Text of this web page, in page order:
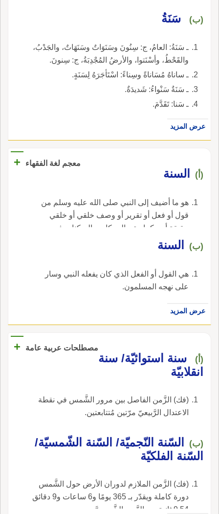
(ب) سَنَةُ
ـ سَنَةُ: العامُ، ج: سِنُونَ وسَنَوَاتٌ وسَنَهَاتٌ، والجَدْبُ،
والقَحْطُ، وأسْنَتوا، والأرضُ المُجْدِبَةُ، ج: سِنونَ.
ـ ساناهُ مُسَاناةً وسِناءً: اسْتَأجَرَهُ لِسَنَةٍ.
ـ سَنَةٌ سَنْواءُ: شَديدَةٌ.
ـ سَنا: تَقَدَّمَ.
عرض المزيد
معجم لغة الفقهاء +
(أ) ‏السنة‏
‏هو ما أضيف إلى النبي صلى الله عليه وسلم من
قول أو فعل أو تقرير أو وصف خلقي أو خلقي
حقيقة أو حكما حتى الحركات والسكنات في
اليقظة والمنام. ‏.
(ب) ‏السنة‏
‏هي القول أو الفعل الذي كان يفعله النبي وسار
على نهجه المسلمون‏.
عرض المزيد
مصطلحات عربية عامة +
(أ)
سنة استوائيّة/ سنة
انقلابيّة
(فك) الزَّمن الفاصل بين مرور الشَّمس في نقطة
الاعتدال الرَّبيعيّ مرّتين مُتتابعتين.
(ب)
السّنة النّجميّة/ السّنة الشّمسيّة/
السّنة الفلكيّة
(فك) الزَّمن الملازم لدوران الأرض حول الشَّمس
دورة كاملة ويقدّر بـ 365 يومًا و6 ساعات و9 دقائق
9.54 ثانية من الزَّمن الشَّمسيَّ.